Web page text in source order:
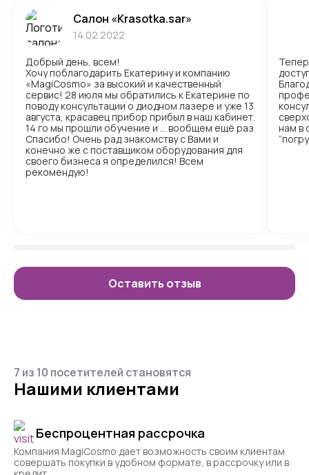
Салон «Krasotka.sar»
14.02.2022
Добрый день, всем!
Хочу поблагодарить Екатерину и компанию
«MagiCosmo» за высокий и качественный
сервис! 28 июля мы обратились к Екатерине по
поводу консультации о диодном лазере и уже 13
августа, красавец прибор прибыл в наш кабинет.
14 го мы прошли обучение и … вообщем ещё раз
Спасибо! Очень рад знакомству с Вами и
конечно же с поставщиком оборудования для
своего бизнеса я определился! Всем
рекомендую!
нам в
Оставить отзыв
7 из 10 посетителей становятся
Нашими клиентами
Беспроцентная рассрочка
Компания MagiCosmo дает возможность своим клиентам
совершать покупки в удобном формате, в рассрочку или в